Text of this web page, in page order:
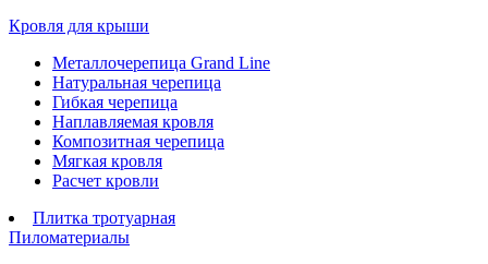
Кровля для крыши
Металлочерепица Grand Line
Натуральная черепица
Гибкая черепица
Наплавляемая кровля
Композитная черепица
Мягкая кровля
Расчет кровли
Плитка тротуарная
Пиломатериалы